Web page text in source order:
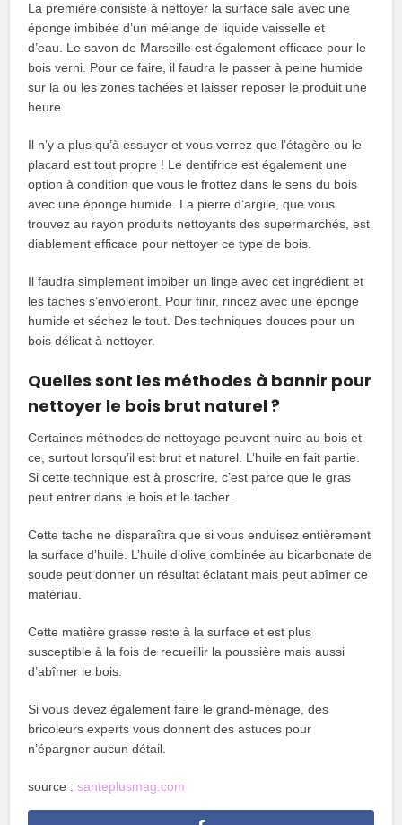
La première consiste à nettoyer la surface sale avec une
éponge imbibée d’un mélange de liquide vaisselle et
d’eau. Le savon de Marseille est également efficace pour le
bois verni. Pour ce faire, il faudra le passer à peine humide
sur la ou les zones tachées et laisser reposer le produit une
heure.
Il n’y a plus qu’à essuyer et vous verrez que l’étagère ou le
placard est tout propre ! Le dentifrice est également une
option à condition que vous le frottez dans le sens du bois
avec une éponge humide. La pierre d’argile, que vous
trouvez au rayon produits nettoyants des supermarchés, est
diablement efficace pour nettoyer ce type de bois.
Il faudra simplement imbiber un linge avec cet ingrédient et
les taches s’envoleront. Pour finir, rincez avec une éponge
humide et séchez le tout. Des techniques douces pour un
bois délicat à nettoyer.
Quelles sont les méthodes à bannir pour
nettoyer le bois brut naturel ?
Certaines méthodes de nettoyage peuvent nuire au bois et
ce, surtout lorsqu’il est brut et naturel. L’huile en fait partie.
Si cette technique est à proscrire, c’est parce que le gras
peut entrer dans le bois et le tacher.
Cette tache ne disparaîtra que si vous enduisez entièrement
la surface d’huile. L’huile d’olive combinée au bicarbonate de
soude peut donner un résultat éclatant mais peut abîmer ce
matériau.
Cette matière grasse reste à la surface et est plus
susceptible à la fois de recueillir la poussière mais aussi
d’abîmer le bois.
Si vous devez également faire le grand-ménage, des
bricoleurs experts vous donnent des astuces pour
n’épargner aucun détail.
source :santeplusmag.com